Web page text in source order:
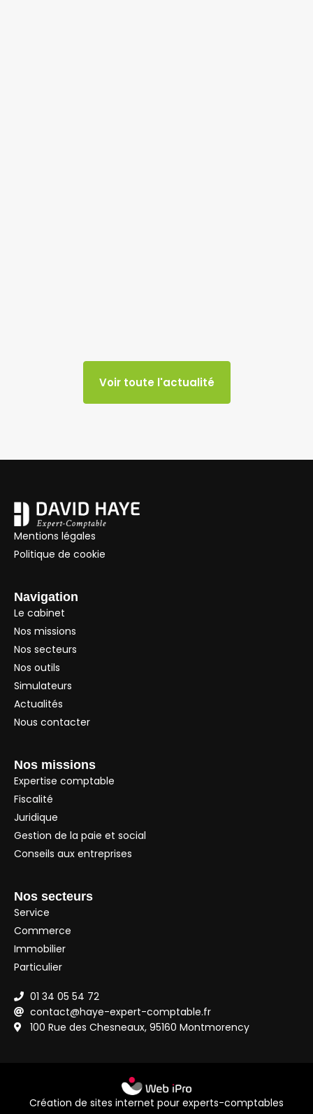
Voir toute l'actualité
Mentions légales
Politique de cookie
Navigation
Le cabinet
Nos missions
Nos secteurs
Nos outils
Simulateurs
Actualités
Nous contacter
Nos missions
Expertise comptable
Fiscalité
Juridique
Gestion de la paie et social
Conseils aux entreprises
Nos secteurs
Service
Commerce
Immobilier
Particulier
01 34 05 54 72
contact@haye-expert-comptable.fr
100 Rue des Chesneaux, 95160 Montmorency
Création de sites internet pour experts-comptables